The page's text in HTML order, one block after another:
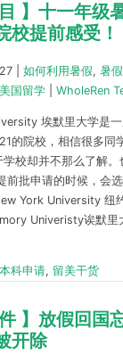
目 】十一年级
校提前感受！
如何利用暑假, 暑假
美国留学 WholeRen
埃默里大学是
的院校，相信很多同
学校却并不那么了解。
前批申请的时候，会
York University 纽
Univeristy诶默里
本科申请, 留美干货
件 】放假回国
开除